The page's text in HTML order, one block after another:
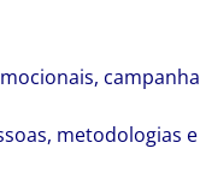
metodologias